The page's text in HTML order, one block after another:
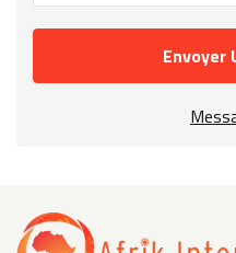
Envoyer